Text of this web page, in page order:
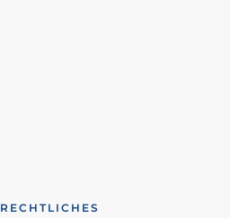
RECHTLICHES